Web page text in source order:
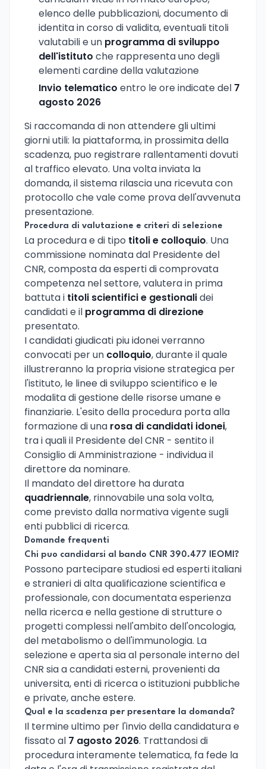
elenco delle pubblicazioni, documento di
identita in corso di validita, eventuali titoli
valutabili e un programma di sviluppo
dell'istituto che rappresenta uno degli
elementi cardine della valutazione
Invio telematico entro le ore indicate del 7
agosto 2026
Si raccomanda di non attendere gli ultimi
giorni utili: la piattaforma, in prossimita della
scadenza, puo registrare rallentamenti dovuti
al traffico elevato. Una volta inviata la
domanda, il sistema rilascia una ricevuta con
protocollo che vale come prova dell'avvenuta
presentazione.
Procedura di valutazione e criteri di selezione
La procedura e di tipo titoli e colloquio. Una
commissione nominata dal Presidente del
CNR, composta da esperti di comprovata
competenza nel settore, valutera in prima
battuta i titoli scientifici e gestionalidei
candidati e il programma di direzione
presentato.
I candidati giudicati piu idonei verranno
convocati per un colloquio, durante il quale
illustreranno la propria visione strategica per
l'istituto, le linee di sviluppo scientifico e le
modalita di gestione delle risorse umane e
finanziarie. L'esito della procedura porta alla
formazione di una rosa di candidati idonei,
tra i quali il Presidente del CNR - sentito il
Consiglio di Amministrazione - individua il
direttore da nominare.
Il mandato del direttore ha durata
quadriennale, rinnovabile una sola volta,
come previsto dalla normativa vigente sugli
enti pubblici di ricerca.
Domande frequenti
Chi puo candidarsi al bando CNR 390.477 IEOMI?
Possono partecipare studiosi ed esperti italiani
e stranieri di alta qualificazione scientifica e
professionale, con documentata esperienza
nella ricerca e nella gestione di strutture o
progetti complessi nell'ambito dell'oncologia,
del metabolismo o dell'immunologia. La
selezione e aperta sia al personale interno del
CNR sia a candidati esterni, provenienti da
universita, enti di ricerca o istituzioni pubbliche
e private, anche estere.
Qual e la scadenza per presentare la domanda?
Il termine ultimo per l'invio della candidatura e
fissato al 7 agosto 2026. Trattandosi di
procedura interamente telematica, fa fede la